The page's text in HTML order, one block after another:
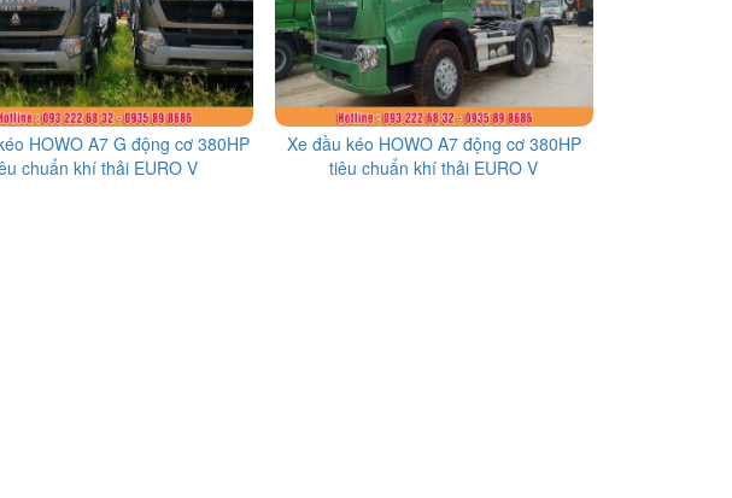
HOWO A7 G động cơ 380HP
chuẩn khí thải EURO V
Xe đầu kéo HOWO A7 động cơ 380HP
tiêu chuẩn khí thải EURO V